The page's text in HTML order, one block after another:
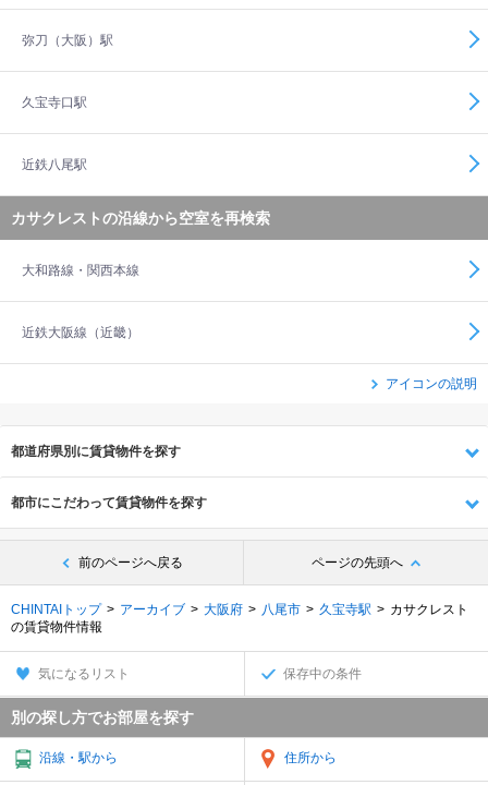
弥刀（大阪）駅
久宝寺口駅
近鉄八尾駅
カサクレストの沿線から空室を再検索
大和路線・関西本線
近鉄大阪線（近畿）
アイコンの説明
都道府県別に賃貸物件を探す
都市にこだわって賃貸物件を探す
前のページへ戻る ページの先頭へ
CHINTAIトップ アーカイブ 大阪府 八尾市 久宝寺駅
カサクレスト
の賃貸物件情報
気になるリスト 保存中の条件
別の探し方でお部屋を探す
沿線・駅から 住所から